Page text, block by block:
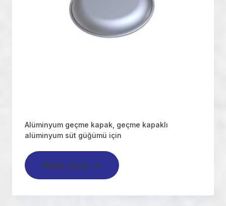
Alüminyum geçme kapak, geçme kapaklı
alüminyum süt güğümü için
Read more